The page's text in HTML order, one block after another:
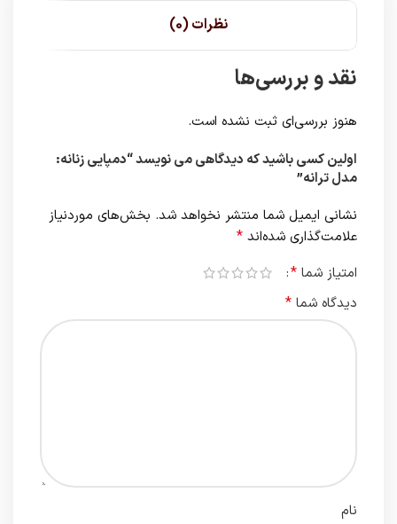
نظرات (0)
نقد و بررسی‌ها
هنوز بررسی‌ای ثبت نشده است.
اولین کسی باشید که دیدگاهی می نویسد “دمپایی زنانه:
مدل ترانه”
نشانی ایمیل شما منتشر نخواهد شد. بخش‌های موردنیاز
علامت‌گذاری شده‌اند *
امتیاز شما *
دیدگاه شما *
نام